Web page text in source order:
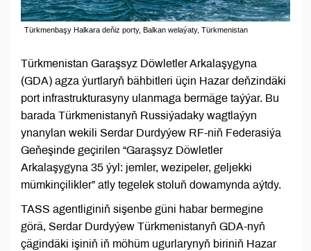
Türkmenbaşy Halkara deňiz porty, Balkan welaýaty, Türkmenistan
Türkmenistan Garaşsyz Döwletler Arkalaşygyna
(GDA) agza ýurtlaryň bähbitleri üçin Hazar deňzindäki
port infrastrukturasyny ulanmaga bermäge taýýar. Bu
barada Türkmenistanyň Russiýadaky wagtlaýyn
ynanylan wekili Serdar Durdyýew RF-niň Federasiýa
Geňeşinde geçirilen “Garaşsyz Döwletler
Arkalaşygyna 35 ýyl: jemler, wezipeler, geljekki
mümkinçilikler” atly tegelek stoluň dowamynda aýtdy.
TASS agentliginiň sişenbe güni habar bermegine
görä, Serdar Durdyýew Türkmenistanyň GDA-nyň
çägindäki işiniň iň möhüm ugurlarynyň biriniň Hazar